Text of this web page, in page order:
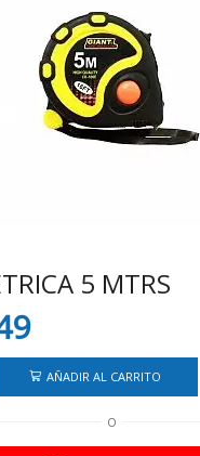
5 MTRS
AÑADIR AL CARRITO
O